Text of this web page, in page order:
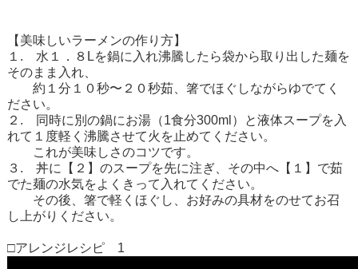
【美味しいラーメンの作り方】
１. 水１．８Lを鍋に入れ沸騰したら袋から取り出した麺を
そのまま入れ、
約１分１０秒〜２０秒茹、箸でほぐしながらゆでてく
ださい。
２. 同時に別の鍋にお湯（1食分300ml）と液体スープを入
れて１度軽く沸騰させて火を止めてください。
これが美味しさのコツです。
３. 丼に【２】のスープを先に注ぎ、その中へ【１】で茹
でた麺の水気をよくきって入れてください。
その後、箸で軽くほぐし、お好みの具材をのせてお召
し上がりください。
□アレンジレシピ 1